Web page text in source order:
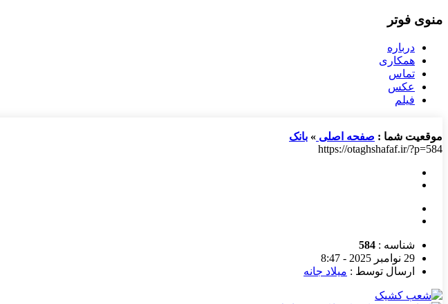
منوی فوتر
درباره
همکاری
تماس
عکس
فیلم
موقعیت شما : صفحه اصلی » بانک
https://otaghshafaf.ir/?p=584
شناسه : 584
29 نوامبر 2025 - 8:47
ارسال توسط : میلاد جانه